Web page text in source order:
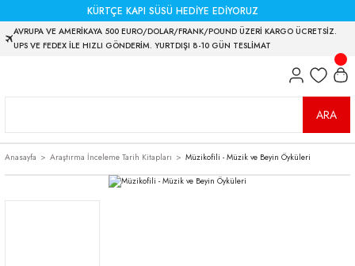
KÜRTÇE KAPI SÜSÜ HEDİYE EDİYORUZ
AVRUPA VE AMERİKAYA 500 EURO/DOLAR/FRANK/POUND ÜZERİ KARGO ÜCRETSİZ.
UPS VE FEDEX İLE HIZLI GÖNDERİM. YURTDIŞI 8-10 GÜN TESLİMAT
ARA
Anasayfa Araştırma İnceleme Tarih Kitapları Müzikofili - Müzik ve Beyin Öyküleri